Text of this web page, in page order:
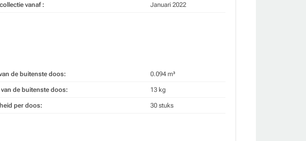
vanaf : Januari 2022
de buitenste doos: 0.094 m³
de buitenste doos: 13 kg
per doos: 30 stuks